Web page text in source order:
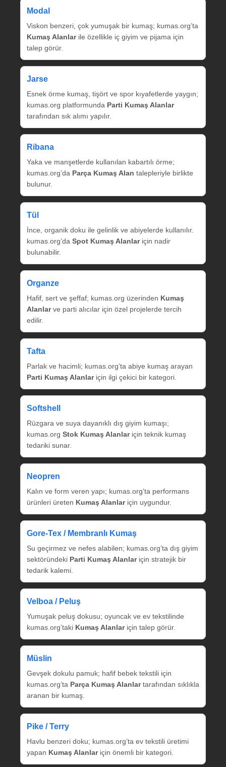
Modal
Viskon benzeri, çok yumuşak bir kumaş; kumas.org’ta
Kumaş Alanlarile özellikle iç giyim ve pijama için
talep görür.
Jarse
Esnek örme kumaş, tişört ve spor kıyafetlerde yaygın;
kumas.org platformunda Parti Kumaş Alanlar
tarafından sık alımı yapılır.
Ribana
Yaka ve manşetlerde kullanılan kabartılı örme;
kumas.org’da Parça Kumaş Alan talepleriyle birlikte
bulunur.
Tül
İnce, organik doku ile gelinlik ve abiyelerde kullanılır.
kumas.org’da Spot Kumaş Alanlariçin nadir
bulunabilir.
Organze
Hafif, sert ve şeffaf; kumas.org üzerinden Kumaş
Alanlarve parti alıcılar için özel projelerde tercih
edilir.
Tafta
Parlak ve hacimli; kumas.org’ta abiye kumaş arayan
Parti Kumaş Alanlariçin ilgi çekici bir kategori.
Softshell
Rüzgara ve suya dayanıklı dış giyim kumaşı;
kumas.org Stok Kumaş Alanlariçin teknik kumaş
tedariki sunar.
Neopren
Kalın ve form veren yapı; kumas.org’ta performans
ürünleri üreten Kumaş Alanlariçin uygundur.
Gore‑Tex / Membranlı Kumaş
Su geçirmez ve nefes alabilen; kumas.org’ta dış giyim
sektöründeki Parti Kumaş Alanlariçin stratejik bir
tedarik kalemi.
Velboa / Peluş
Yumuşak peluş dokusu; oyuncak ve ev tekstilinde
kumas.org’taki Kumaş Alanlariçin talep görür.
Müslin
Gevşek dokulu pamuk; hafif bebek tekstili için
kumas.org’ta Parça Kumaş Alanlartarafından sıklıkla
aranan bir kumaş.
Pike / Terry
Havlu benzeri doku; kumas.org’ta ev tekstili üretimi
yapan Kumaş Alanlariçin önemli bir kategori.